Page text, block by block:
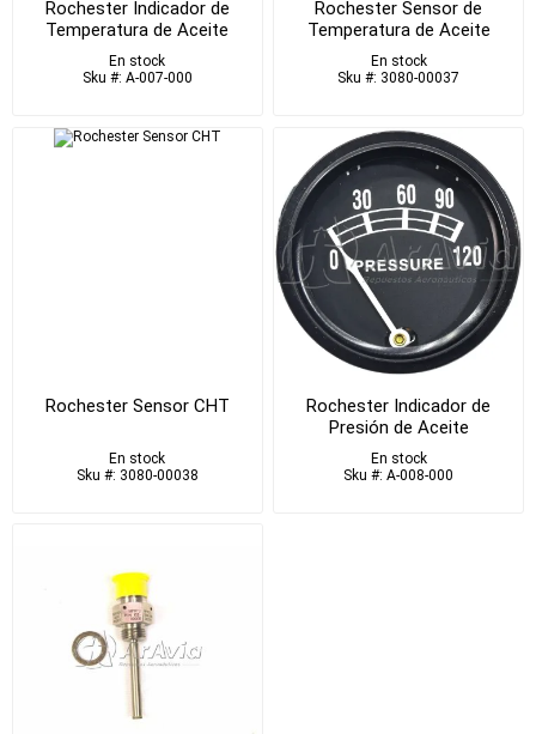
Rochester Indicador de
Temperatura de Aceite
En stock
Sku #: A-007-000
Rochester Sensor de
Temperatura de Aceite
En stock
Sku #: 3080-00037
Rochester Sensor CHT
En stock
Sku #: 3080-00038
Rochester Indicador de
Presión de Aceite
En stock
Sku #: A-008-000